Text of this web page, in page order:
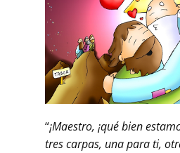
“¡Maestro, ¡qué bien
tres carpas, una para ti,